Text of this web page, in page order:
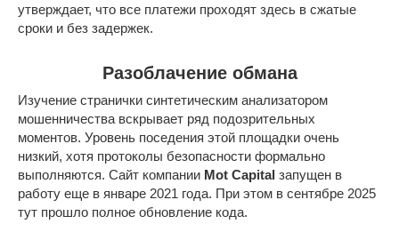
утверждает, что все платежи проходят здесь в сжатые
сроки и без задержек.
Разоблачение обмана
Изучение странички синтетическим анализатором
мошенничества вскрывает ряд подозрительных
моментов. Уровень поседения этой площадки очень
низкий, хотя протоколы безопасности формально
выполняются. Сайт компании Mot Capital запущен в
работу еще в январе 2021 года. При этом в сентябре 2025
тут прошло полное обновление кода.